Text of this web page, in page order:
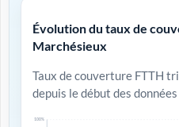
Évolution du taux de
Marchésieux
Taux de couverture FTTH
depuis le début des
100%